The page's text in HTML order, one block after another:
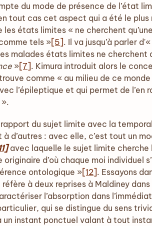
du mode de présence de l’état
tout cas cet aspect qui a été le plus
états limites « ne cherchent
tels »[5]. Il va jusqu’à parler
malades états limites ne cherchent
»[7]. Kimura introduit alors le
comme « au milieu de ce
l’épileptique et qui permet de l’en
du sujet limite avec la
d’autres : avec elle, c’est tout un
avec laquelle le sujet limite cherche
d’où chaque moi individuel
ontologique »[12]. Essayons
à deux reprises à Maldiney dans
l’absorption dans
qui se distingue du sens
un instant ponctuel valant à tout